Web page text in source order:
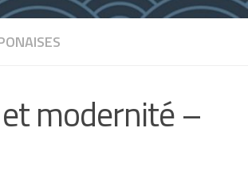
modernité –